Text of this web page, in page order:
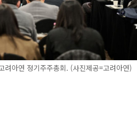
아연 정기주주총회. (사진제공=고려아연)